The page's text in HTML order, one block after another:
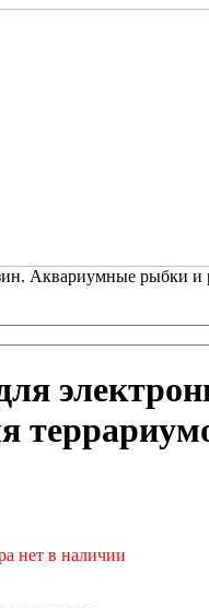
Аквариумные рыбки и
нет в наличии